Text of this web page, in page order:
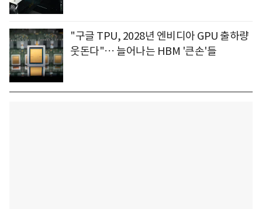
"구글 TPU, 2028년 엔비디아 GPU 출하량
웃돈다"… 늘어나는 HBM '큰손'들